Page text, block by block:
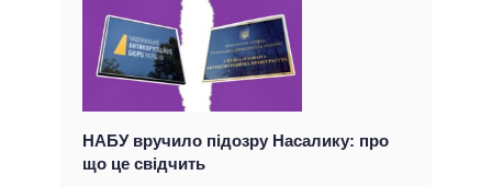
НАБУ вручило підозру Насалику: про
що це свідчить